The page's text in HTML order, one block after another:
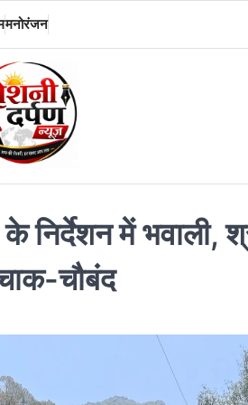
मनोरंजन
निर्देशन में भवाली,
चाक-चौबंद